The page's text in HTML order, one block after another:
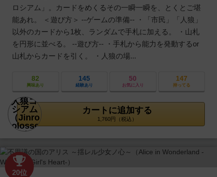
ロシアム」。カードをめくるその一瞬一瞬を、とくとご堪
能あれ。 ＜遊び方＞ --ゲームの準備-- ・「市民」「人狼」
以外のカードから1枚、ランダムで手札に加える。 ・山札
を円形に並べる。 --遊び方-- ・手札から能力を発動するor
山札からカードを引く。 ・人狼の場...
82
興味あり
145
経験あり
50
お気に入り
147
持ってる
カートに追加する
1,760円（税込）
20位